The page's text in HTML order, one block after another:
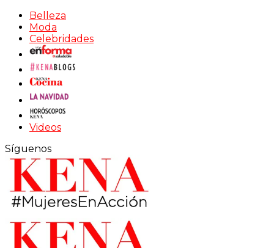
Belleza
Moda
Celebridades
Videos
Síguenos